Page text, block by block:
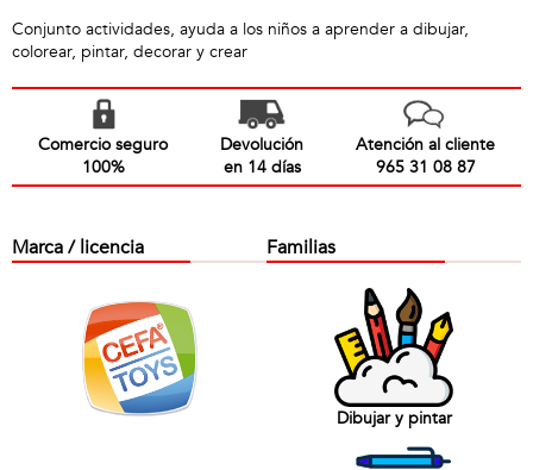
Conjunto actividades, ayuda a los niños a aprender a dibujar,
colorear, pintar, decorar y crear
Comercio seguro
100%
Devolución
en 14 días
Atención al cliente
965 31 08 87
Marca / licencia Familias
Dibujar y pintar